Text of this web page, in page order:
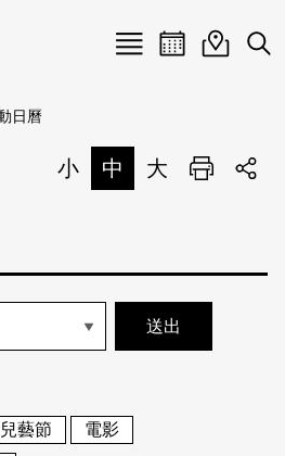
Menu
English
活動日曆活動地圖
展
日曆
小 中 大 列印
兒藝節
電影